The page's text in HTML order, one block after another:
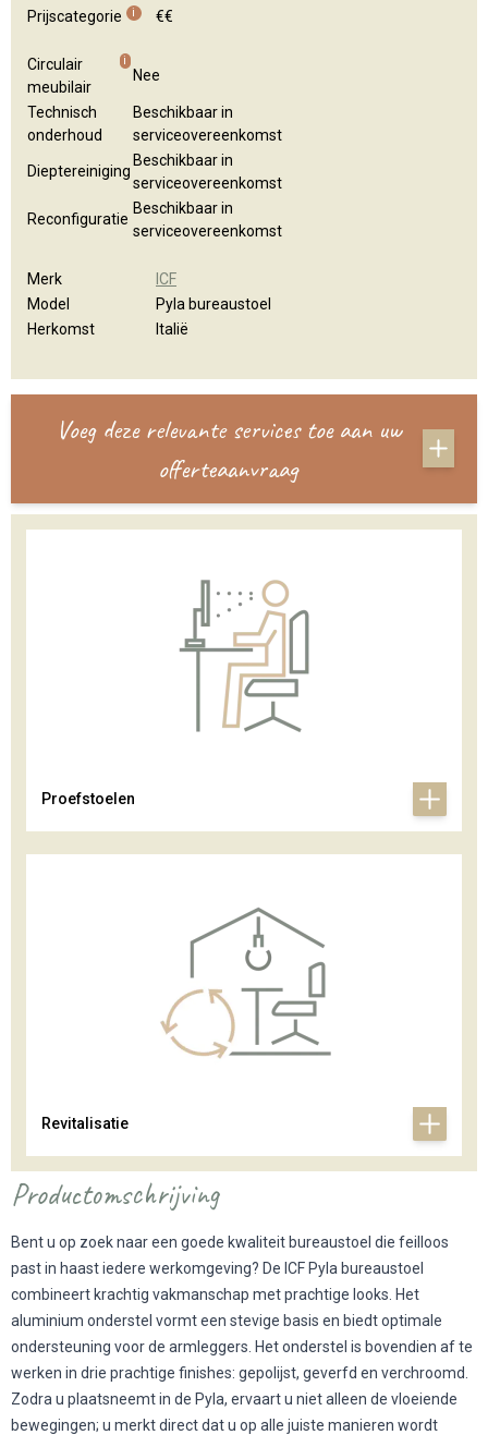
Prijscategorie i €€
Circulair
meubilair
i
Nee
Technisch
onderhoud
Beschikbaar in
serviceovereenkomst
Dieptereiniging
Beschikbaar in
serviceovereenkomst
Reconfiguratie
Beschikbaar in
serviceovereenkomst
Merk
ICF
Model
Pyla bureaustoel
Herkomst
Italië
Voeg deze relevante services toe aan uw
offerteaanvraag
Proefstoelen
Revitalisatie
Productomschrijving
Bent u op zoek naar een goede kwaliteit bureaustoel die feilloos
past in haast iedere werkomgeving? De ICF Pyla bureaustoel
combineert krachtig vakmanschap met prachtige looks. Het
aluminium onderstel vormt een stevige basis en biedt optimale
ondersteuning voor de armleggers. Het onderstel is bovendien af te
werken in drie prachtige finishes: gepolijst, geverfd en verchroomd.
Zodra u plaatsneemt in de Pyla, ervaart u niet alleen de vloeiende
bewegingen; u merkt direct dat u op alle juiste manieren wordt